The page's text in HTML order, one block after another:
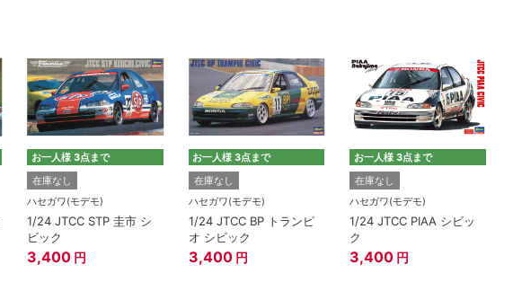
お一人様 3点まで
在庫なし
ハセガワ(モデモ)
1/24 JTCC STP 圭市 シ
ビック
3,400 円
お一人様 3点まで
在庫なし
ハセガワ(モデモ)
1/24 JTCC BP トランピ
オ シビック
3,400 円
お一人様 3点まで
在庫なし
ハセガワ(モデモ)
1/24 JTCC PIAA シビッ
ク
3,400 円